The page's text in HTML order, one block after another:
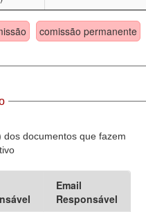
comissão permanente
documentos que fazem
Email
Responsável